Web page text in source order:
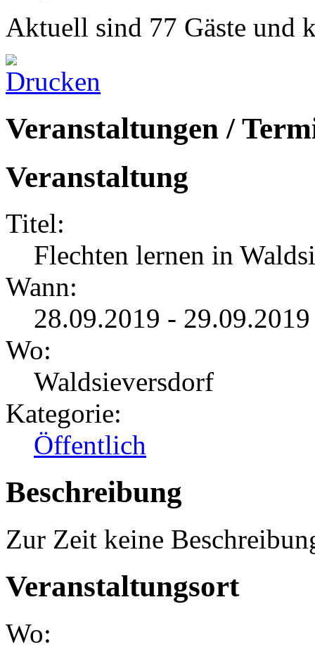
Aktuell sind 77 Gäste und
Veranstaltungen /
Veranstaltung
Titel:
Flechten lernen in
Wann:
28.09.2019 -
Wo:
Waldsieversdorf
Kategorie:
Öffentlich
Beschreibung
Zur Zeit keine
Veranstaltungsort
Wo: